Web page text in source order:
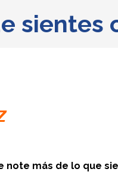
sientes
note más de lo que